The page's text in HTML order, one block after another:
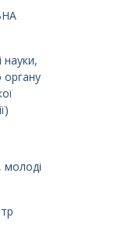
науки,
органу
молоді